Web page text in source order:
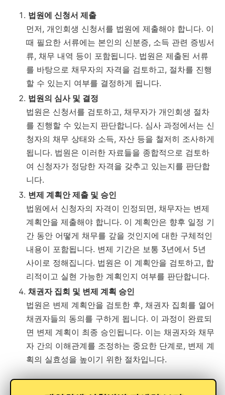
법원에 신청서 제출
먼저, 개인회생 신청서를 법원에 제출해야 합니다. 이
때 필요한 서류에는 본인의 신분증, 소득 관련 증빙서
류, 채무 내역 등이 포함됩니다. 법원은 제출된 서류
를 바탕으로 채무자의 자격을 검토하고, 절차를 진행
할 수 있는지 여부를 결정하게 됩니다.
법원의 심사 및 결정
법원은 신청서를 검토하고, 채무자가 개인회생 절차
를 진행할 수 있는지 판단합니다. 심사 과정에서는 신
청자의 채무 상태와 소득, 자산 등을 철저히 조사하게
됩니다. 법원은 이러한 자료들을 종합적으로 검토하
여 신청자가 정당한 자격을 갖추고 있는지를 판단합
니다.
변제 계획안 제출 및 승인
법원에서 신청자의 자격이 인정되면, 채무자는 변제
계획안을 제출해야 합니다. 이 계획안은 향후 일정 기
간 동안 어떻게 채무를 갚을 것인지에 대한 구체적인
내용이 포함됩니다. 변제 기간은 보통 3년에서 5년
사이로 정해집니다. 법원은 이 계획안을 검토하고, 합
리적이고 실현 가능한 계획인지 여부를 판단합니다.
채권자 집회 및 변제 계획 승인
법원은 변제 계획안을 검토한 후, 채권자 집회를 열어
채권자들의 동의를 구하게 됩니다. 이 과정이 완료되
면 변제 계획이 최종 승인됩니다. 이는 채권자와 채무
자 간의 이해관계를 조정하는 중요한 단계로, 변제 계
획의 실효성을 높이기 위한 절차입니다.